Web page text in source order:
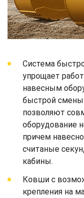
Система
упрощает
навесным
быстрой смены
позволяют
оборудование
причем
считаные
кабины.
Ковши с
крепления на